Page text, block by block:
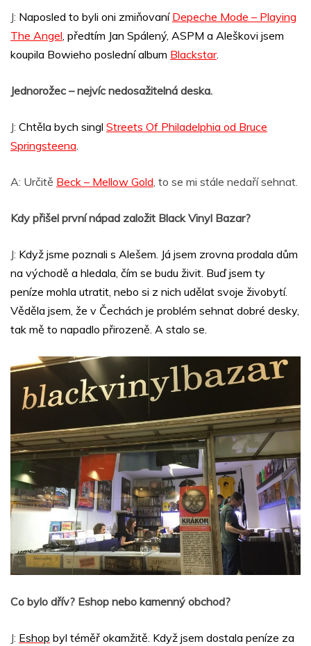
J: Naposled to byli oni zmiňovaní Depeche Mode – Playing
The Angel, předtím Jan Spálený, ASPM a Aleškovi jsem
koupila Bowieho poslední album Blackstar.
Jednorožec – nejvíc nedosažitelná deska.
J: Chtěla bych singl Streets Of Philadelphia od Bruce
Springsteena.
A: Určitě Beck – Mellow Gold, to se mi stále nedaří sehnat.
Kdy přišel první nápad založit Black Vinyl Bazar?
J: Když jsme poznali s Alešem. Já jsem zrovna prodala dům
na východě a hledala, čím se budu živit. Buď jsem ty
peníze mohla utratit, nebo si z nich udělat svoje živobytí.
Věděla jsem, že v Čechách je problém sehnat dobré desky,
tak mě to napadlo přirozeně. A stalo se.
Co bylo dřív? Eshop nebo kamenný obchod?
J: Eshop byl téměř okamžitě. Když jsem dostala peníze za